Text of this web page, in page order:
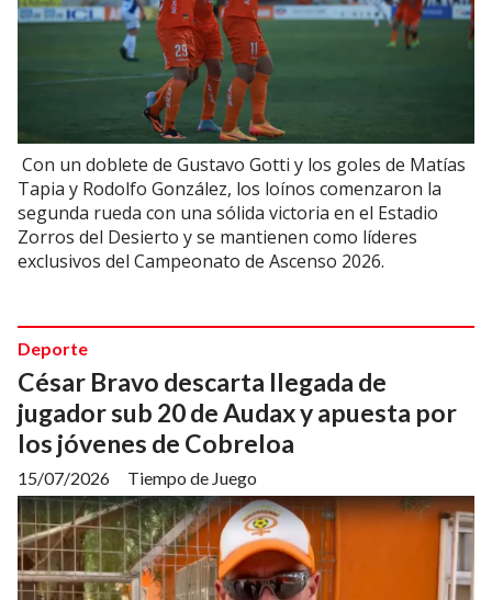
Con un doblete de Gustavo Gotti y los goles de Matías
Tapia y Rodolfo González, los loínos comenzaron la
segunda rueda con una sólida victoria en el Estadio
Zorros del Desierto y se mantienen como líderes
exclusivos del Campeonato de Ascenso 2026.
César Bravo descarta llegada de
jugador sub 20 de Audax y apuesta por
los jóvenes de Cobreloa
Tiempo de Juego
Deporte
15/07/2026